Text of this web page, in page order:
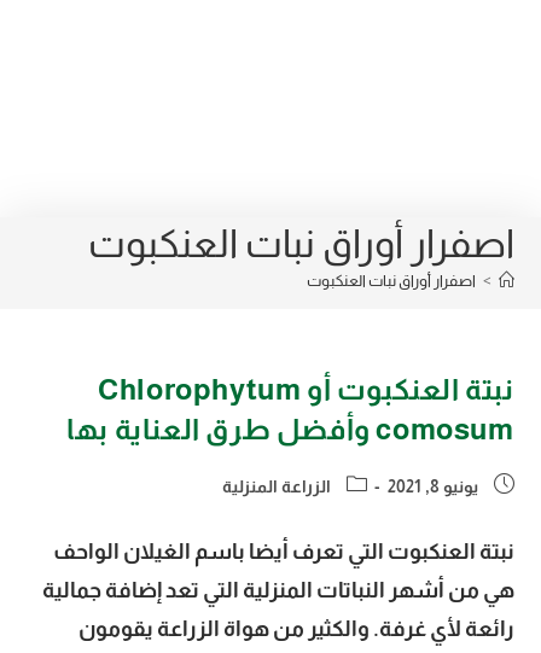
اصفرار أوراق نبات العنكبوت
> اصفرار أوراق نبات العنكبوت
نبتة العنكبوت أو Chlorophytum
comosum وأفضل طرق العناية بها
Post
يونيو 8, 2021
Post
الزراعة المنزلية
نبتة العنكبوت التي تعرف أيضا باسم الغيلان الواحف
هي من أشهر النباتات المنزلية التي تعد إضافة جمالية
رائعة لأي غرفة. والكثير من هواة الزراعة يقومون